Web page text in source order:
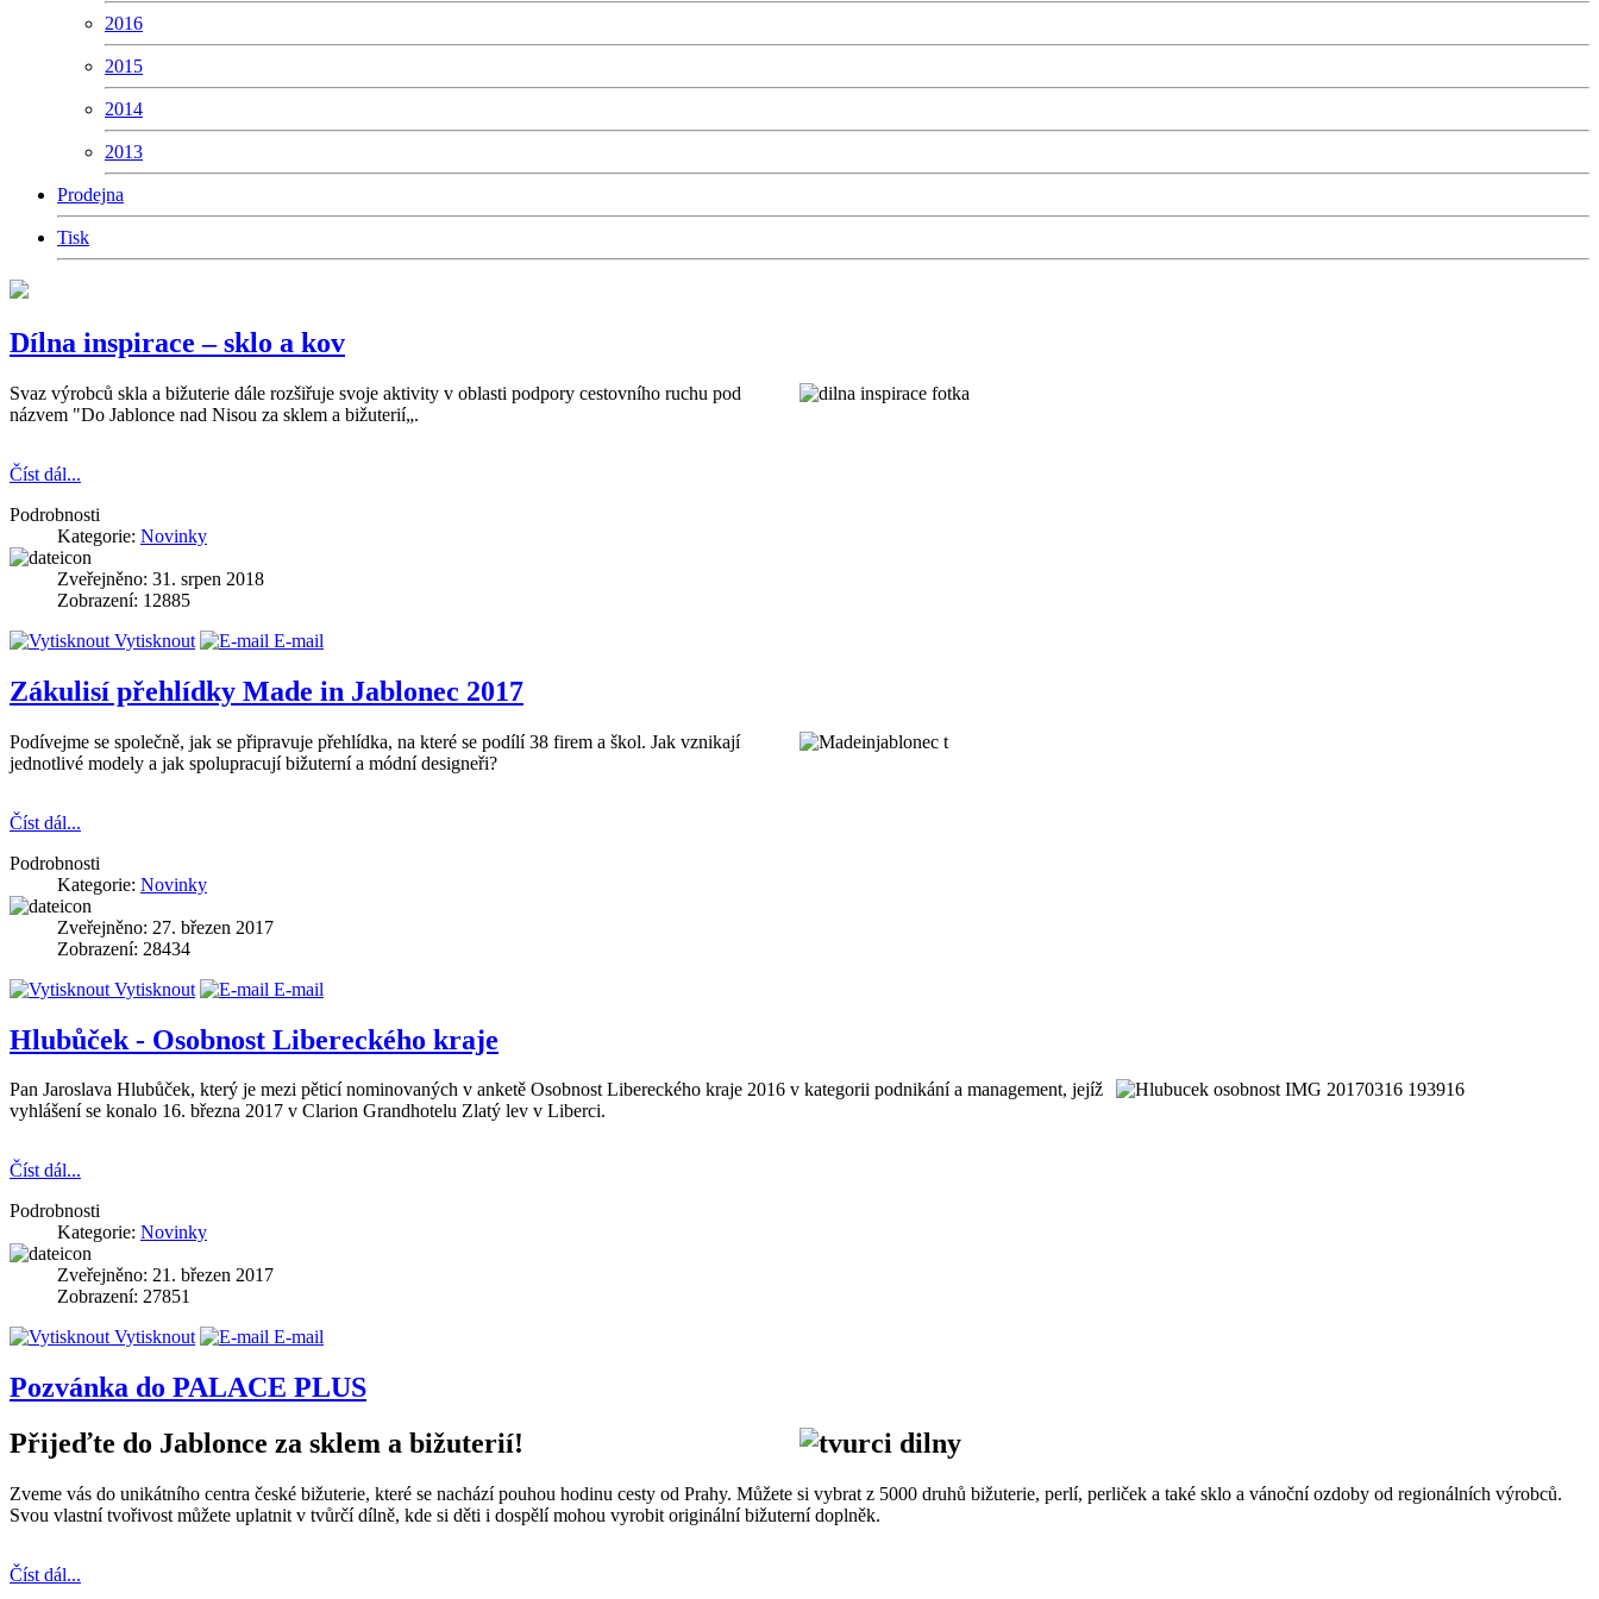
2016
2015
2014
2013
Prodejna
Tisk
Dílna inspirace – sklo a kov
Svaz výrobců skla a bižuterie dále rozšiřuje svoje aktivity v oblasti podpory cestovního ruchu pod
názvem "Do Jablonce nad Nisou za sklem a bižuterií„.
Číst dál...
Podrobnosti
Kategorie: Novinky
Zveřejněno: 31. srpen 2018
Zobrazení: 12885
Vytisknout
E-mail
Zákulisí přehlídky Made in Jablonec 2017
Podívejme se společně, jak se připravuje přehlídka, na které se podílí 38 firem a škol. Jak vznikají
jednotlivé modely a jak spolupracují bižuterní a módní designeři?
Číst dál...
Podrobnosti
Kategorie: Novinky
Zveřejněno: 27. březen 2017
Zobrazení: 28434
Vytisknout
E-mail
Hlubůček - Osobnost Libereckého kraje
Pan Jaroslava Hlubůček, který je mezi pěticí nominovaných v anketě Osobnost Libereckého kraje 2016 v kategorii podnikání a management, jejíž
vyhlášení se konalo 16. března 2017 v Clarion Grandhotelu Zlatý lev v Liberci.
Číst dál...
Podrobnosti
Kategorie: Novinky
Zveřejněno: 21. březen 2017
Zobrazení: 27851
Vytisknout
E-mail
Pozvánka do PALACE PLUS
Přijeďte do Jablonce za sklem a bižuterií!
Zveme vás do unikátního centra české bižuterie, které se nachází pouhou hodinu cesty od Prahy. Můžete si vybrat z 5000 druhů bižuterie, perlí, perliček a také sklo a vánoční ozdoby od regionálních výrobců.
Svou vlastní tvořivost můžete uplatnit v tvůrčí dílně, kde si děti i dospělí mohou vyrobit originální bižuterní doplněk.
Číst dál...